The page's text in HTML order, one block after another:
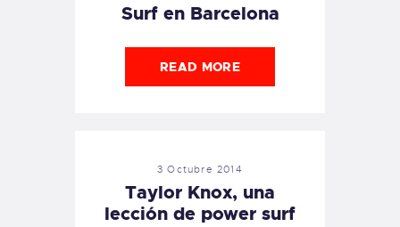
Surf en Barcelona
READ MORE
3 Octubre 2014
Taylor Knox, una
lección de power surf